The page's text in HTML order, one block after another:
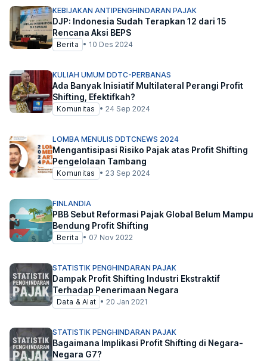
KEBIJAKAN ANTIPENGHINDARAN PAJAK
DJP: Indonesia Sudah Terapkan 12 dari 15
Rencana Aksi BEPS
Berita • 10 Des 2024
KULIAH UMUM DDTC-PERBANAS
Ada Banyak Inisiatif Multilateral Perangi Profit
Shifting, Efektifkah?
Komunitas • 24 Sep 2024
LOMBA MENULIS DDTCNEWS 2024
Mengantisipasi Risiko Pajak atas Profit Shifting
Pengelolaan Tambang
Komunitas • 23 Sep 2024
FINLANDIA
PBB Sebut Reformasi Pajak Global Belum Mampu
Bendung Profit Shifting
Berita • 07 Nov 2022
STATISTIK PENGHINDARAN PAJAK
Dampak Profit Shifting Industri Ekstraktif
Terhadap Penerimaan Negara
Data & Alat • 20 Jan 2021
STATISTIK PENGHINDARAN PAJAK
Bagaimana Implikasi Profit Shifting di Negara-
Negara G7?